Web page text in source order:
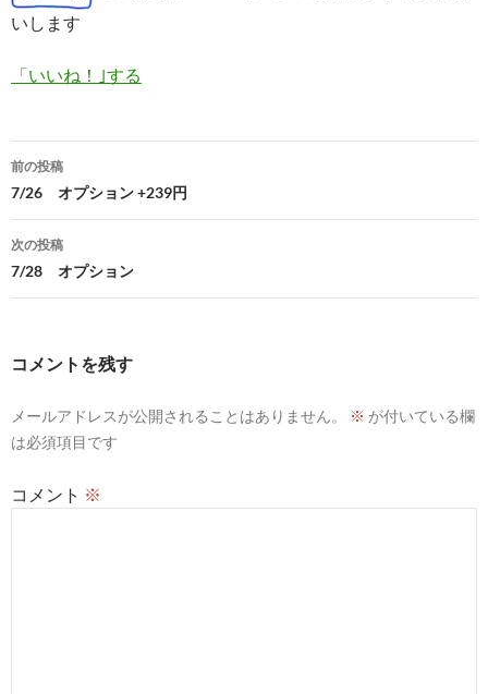
いします
「いいね！｣する
投
稿
ナ
ビ
ョ
前の投稿
7/26 オプション +239円
次の投稿
7/28 オプション
コメントを残す
メールアドレスが公開されることはありません。 ※ が付いている欄
は必須項目です
コメント ※